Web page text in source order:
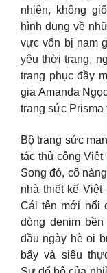
nhiên, không
hình dung về
vực vốn bị nam
yêu thời trang,
trang phục đầy
gia Amanda
trang sức Prisma
Bộ trang sức
tác thủ công
Song đó, cô
nhà thiết kế
Cái tên mới nổi
dòng denim
đầu ngày hè oi
bẩy và siêu